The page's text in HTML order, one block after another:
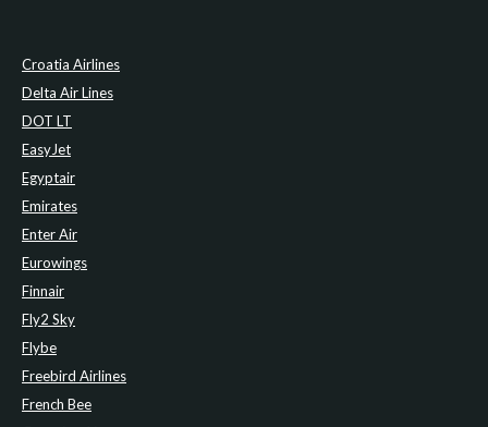
Croatia Airlines
Delta Air Lines
DOT LT
EasyJet
Egyptair
Emirates
Enter Air
Eurowings
Finnair
Fly2 Sky
Flybe
Freebird Airlines
French Bee